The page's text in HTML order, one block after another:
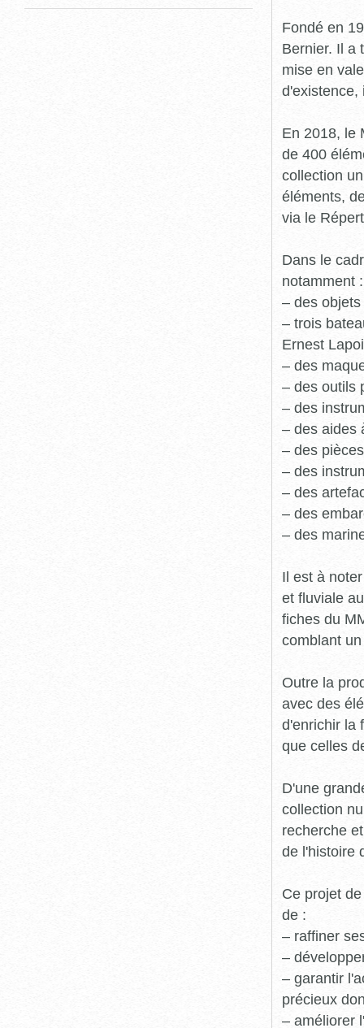
Fondé en
Bernier. Il a
mise en
d'existence,
En 2018, le
de 400
collection
éléments,
via le
Dans le
notamment :
– des
– trois
Ernest
– des
– des outils
– des
– des aides
– des
– des
– des
– des
– des
Il est à
et fluviale
fiches du
comblant
Outre la
avec des
d'enrichir la
que celles
D'une
collection
recherche
de l'histoire
Ce projet
de :
– raffiner
–
– garantir
précieux
– améliorer